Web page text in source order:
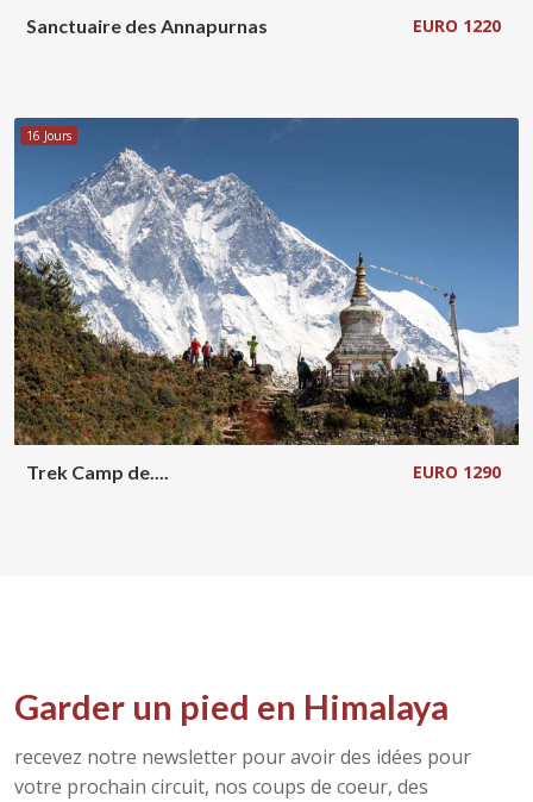
Sanctuaire des Annapurnas EURO 1220
16 Jours
Trek Camp de.... EURO 1290
Garder un pied en Himalaya
recevez notre newsletter pour avoir des idées pour
votre prochain circuit, nos coups de coeur, des